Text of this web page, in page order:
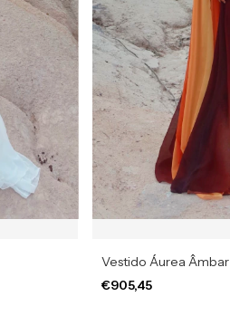
Vestido Áurea Âmbar
€905,45